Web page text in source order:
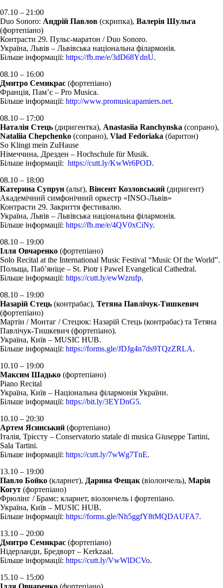
07.10 – 21:00
Duo Sonoro: Андрій Павлов (скрипка), Валерія Шульга
(фортепіано)
Контрасти 29. Пульс-маратон / Duo Sonoro.
Україна, Львів – Львівська національна філармонія.
Більше інформації: https://fb.me/e/3dD68YdnU.
08.10 – 16:00
Дмитро Семикрас (фортепіано)
Франція, Пам’є – Pro Musica.
Більше інформації: http://www.promusicapamiers.net.
08.10 – 17:00
Наталія Стець (диригентка), Anastasiia Ranchynska (сопрано),
Nataliia Chepchenko (сопрано), Vlad Fedoriaka (баритон)
So Klingt mein ZuHause
Німеччина, Дрезден – Hochschule für Musik.
Більше інформації: https://cutt.ly/KwWr6POD.
08.10 – 18:00
Катерина Супрун (альт), Вінсент Козловський (диригент)
Академічний симфонічний оркестр «ІNSO-Львів»
Контрасти 29. Закриття фестивалю.
Україна, Львів – Львівська національна філармонія.
Більше інформації: https://fb.me/e/4QV0xCiNy.
08.10 – 19:00
Ілля Овчаренко (фортепіано)
Solo Recital at the International Music Festival “Music Of the World”.
Польща, Паб’яніце – St. Piotr i Pawel Evangelical Cathedral.
Більше інформації: https://cutt.ly/ewWzrufp.
08.10 – 19:00
Назарій Стець (контрабас), Тетяна Павлічук-Тишкевич
(фортепіано)
Мартін / Монтаг / Стецюк: Назарій Стець (контрабас) та Тетяна
Павлічук-Тишкевич (фортепіано).
Україна, Київ – MUSIC HUB.
Більше інформації: https://forms.gle/JDJg4n7ds9TQzZRLA.
10.10 – 19:00
Максим Шадько (фортепіано)
Piano Recital
Україна, Київ – Національна філармонія України.
Більше інформації: https://bit.ly/3EYDnG5.
10.10 – 20:30
Артем Ясинський (фортепіано)
Італія, Трієсту – Conservatorio statale di musica Giuseppe Tartini,
Sala Tartini.
Більше інформації: https://cutt.ly/7wWg7TnE.
13.10 – 19:00
Павло Бойко (кларнет), Дарина Фещак (віолончель), Марія
Когут (фортепіано)
Фрюлінг / Брамс: кларнет, віолончель і фортепіано.
Україна, Київ – MUSIC HUB.
Більше інформації: https://forms.gle/Nh5ggfY8tMQDAUFA7.
13.10 – 20:00
Дмитро Семикрас (фортепіано)
Нідерланди, Бредворт – Kerkzaal.
Більше інформації: https://cutt.ly/VwWlDCVo.
15.10 – 15:00
Ілля Овчаренко (фортепіано)